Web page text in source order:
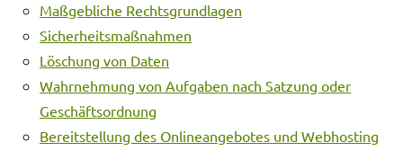
Maßgebliche Rechtsgrundlagen
Sicherheitsmaßnahmen
Löschung von Daten
Wahrnehmung von Aufgaben nach Satzung oder
Geschäftsordnung
Bereitstellung des Onlineangebotes und Webhosting